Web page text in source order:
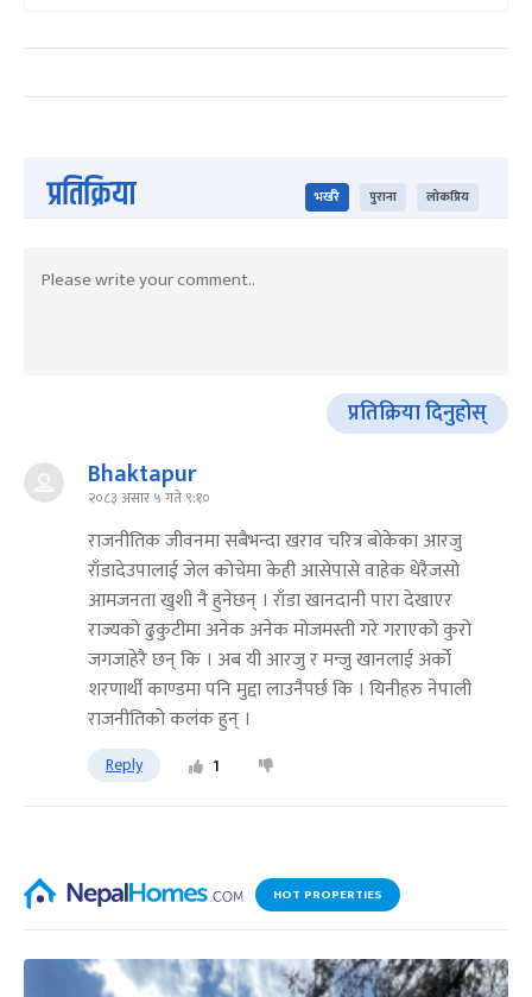
प्रतिक्रिया भर्खरै पुराना लोकप्रिय
प्रतिक्रिया दिनुहोस्
Bhaktapur
२०८३ असार ५ गते ९:१०
राजनीतिक जीवनमा सबैभन्दा खराव चरित्र बोकेका आरजु
राँडादेउपालाई जेल कोचेमा केही आसेपासे वाहेक धेरैजसो
आमजनता खुशी नै हुनेछन् । राँडा खानदानी पारा देखाएर
राज्यको ढुकुटीमा अनेक अनेक मोजमस्ती गरे गराएको कुरो
जगजाहेरै छन् कि । अब यी आरजु र मन्जु खानलाई अर्को
शरणार्थी काण्डमा पनि मुद्दा लाउनैपर्छ कि । यिनीहरु नेपाली
राजनीतिको कलंक हुन् ।
Reply 1
HOT PROPERTIES